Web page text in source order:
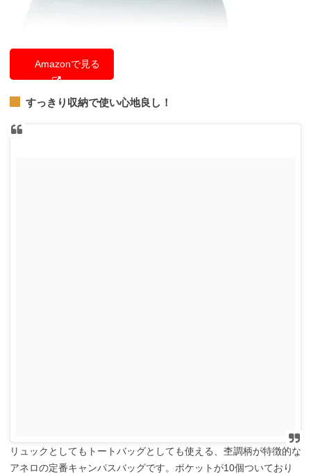
Amazonで見る
すっきり収納で使い心地良し！
リュックとしてもトートバッグとしても使える、杢調柄が特徴的な
アネロの定番キャンパスバッグです。ポケットが10個ついており